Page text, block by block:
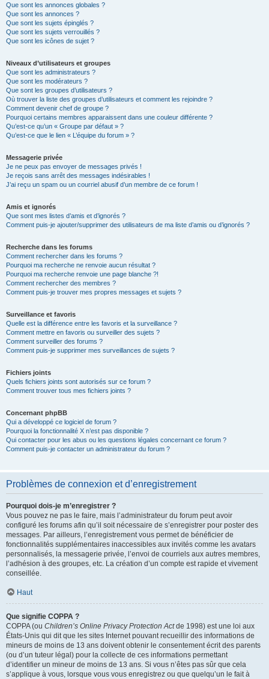
Que sont les annonces globales ?
Que sont les annonces ?
Que sont les sujets épinglés ?
Que sont les sujets verrouillés ?
Que sont les icônes de sujet ?
Niveaux d’utilisateurs et groupes
Que sont les administrateurs ?
Que sont les modérateurs ?
Que sont les groupes d’utilisateurs ?
Où trouver la liste des groupes d’utilisateurs et comment les rejoindre ?
Comment devenir chef de groupe ?
Pourquoi certains membres apparaissent dans une couleur différente ?
Qu’est-ce qu’un « Groupe par défaut » ?
Qu’est-ce que le lien « L’équipe du forum » ?
Messagerie privée
Je ne peux pas envoyer de messages privés !
Je reçois sans arrêt des messages indésirables !
J’ai reçu un spam ou un courriel abusif d’un membre de ce forum !
Amis et ignorés
Que sont mes listes d’amis et d’ignorés ?
Comment puis-je ajouter/supprimer des utilisateurs de ma liste d’amis ou d’ignorés ?
Recherche dans les forums
Comment rechercher dans les forums ?
Pourquoi ma recherche ne renvoie aucun résultat ?
Pourquoi ma recherche renvoie une page blanche ?!
Comment rechercher des membres ?
Comment puis-je trouver mes propres messages et sujets ?
Surveillance et favoris
Quelle est la différence entre les favoris et la surveillance ?
Comment mettre en favoris ou surveiller des sujets ?
Comment surveiller des forums ?
Comment puis-je supprimer mes surveillances de sujets ?
Fichiers joints
Quels fichiers joints sont autorisés sur ce forum ?
Comment trouver tous mes fichiers joints ?
Concernant phpBB
Qui a développé ce logiciel de forum ?
Pourquoi la fonctionnalité X n’est pas disponible ?
Qui contacter pour les abus ou les questions légales concernant ce forum ?
Comment puis-je contacter un administrateur du forum ?
Problèmes de connexion et d’enregistrement
Pourquoi dois-je m’enregistrer ?
Vous pouvez ne pas le faire, mais l’administrateur du forum peut avoir
configuré les forums afin qu’il soit nécessaire de s’enregistrer pour poster des
messages. Par ailleurs, l’enregistrement vous permet de bénéficier de
fonctionnalités supplémentaires inaccessibles aux invités comme les avatars
personnalisés, la messagerie privée, l’envoi de courriels aux autres membres,
l’adhésion à des groupes, etc. La création d’un compte est rapide et vivement
conseillée.
Haut
Que signifie COPPA ?
COPPA (ou Children’s Online Privacy Protection Actde 1998) est une loi aux
États-Unis qui dit que les sites Internet pouvant recueillir des informations de
mineurs de moins de 13 ans doivent obtenir le consentement écrit des parents
(ou d’un tuteur légal) pour la collecte de ces informations permettant
d’identifier un mineur de moins de 13 ans. Si vous n’êtes pas sûr que cela
s’applique à vous, lorsque vous vous enregistrez ou que quelqu’un le fait à